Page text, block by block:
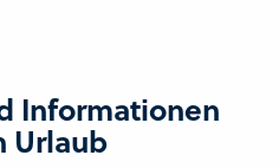
Informationen
Urlaub